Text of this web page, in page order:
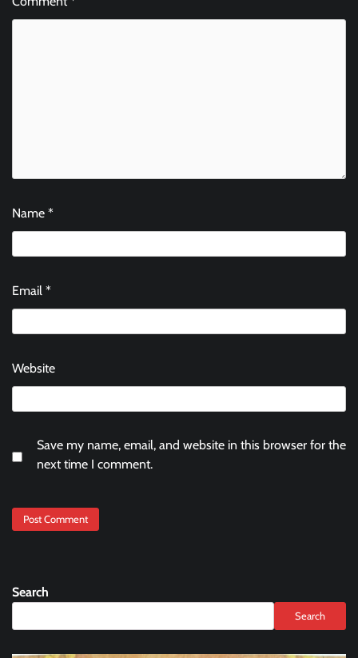
Name *
Email *
Website
Save my name, email, and website in this browser for the
next time I comment.
Search
Search